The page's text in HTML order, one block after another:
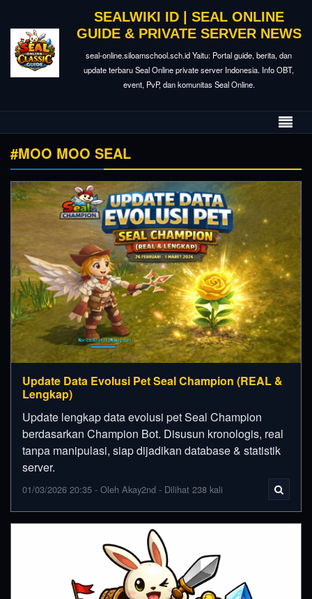
SEALWIKI ID | SEAL ONLINE
GUIDE & PRIVATE SERVER NEWS
seal-online.siloamschool.sch.id Yaitu: Portal guide, berita, dan
update terbaru Seal Online private server Indonesia. Info OBT,
event, PvP, dan komunitas Seal Online.
#MOO MOO SEAL
Update Data Evolusi Pet Seal Champion (REAL &
Lengkap)
Update lengkap data evolusi pet Seal Champion
berdasarkan Champion Bot. Disusun kronologis, real
tanpa manipulasi, siap dijadikan database & statistik
server.
01/03/2026 20:35 - Oleh Akay2nd - Dilihat 238 kali